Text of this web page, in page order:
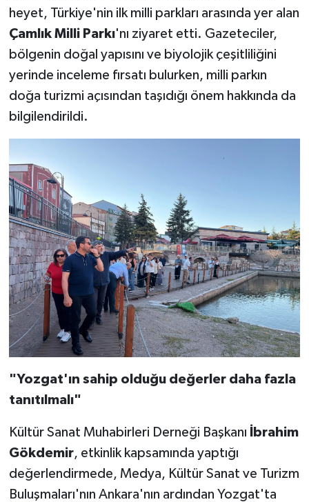
heyet, Türkiye'nin ilk milli parkları arasında yer alan
Çamlık Milli Parkı'nı ziyaret etti. Gazeteciler,
bölgenin doğal yapısını ve biyolojik çeşitliliğini
yerinde inceleme fırsatı bulurken, milli parkın
doğa turizmi açısından taşıdığı önem hakkında da
bilgilendirildi.
"Yozgat'ın sahip olduğu değerler daha fazla
tanıtılmalı"
Kültür Sanat Muhabirleri Derneği Başkanı
İbrahim
Gökdemir, etkinlik kapsamında yaptığı
değerlendirmede, Medya, Kültür Sanat ve Turizm
Buluşmaları'nın Ankara'nın ardından Yozgat'ta